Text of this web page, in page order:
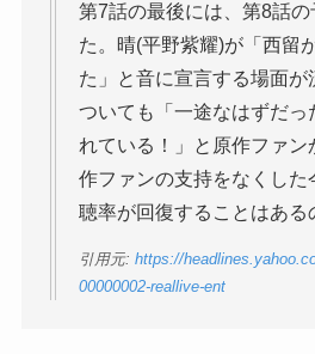
第7話の最後には、第8話
た。晴(平野紫耀)が「西留
た」と音に宣言する場面が
ついても「一途なはずだっ
れている！」と原作ファン
作ファンの支持をなくした
聴率が回復することはあ
引用元: https://
00000002-reallive-ent